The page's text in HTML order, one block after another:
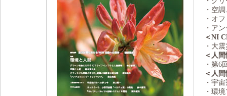
・空
・オ
・ア
＜NI
・大
＜人
・第6
＜人
・宇
・環